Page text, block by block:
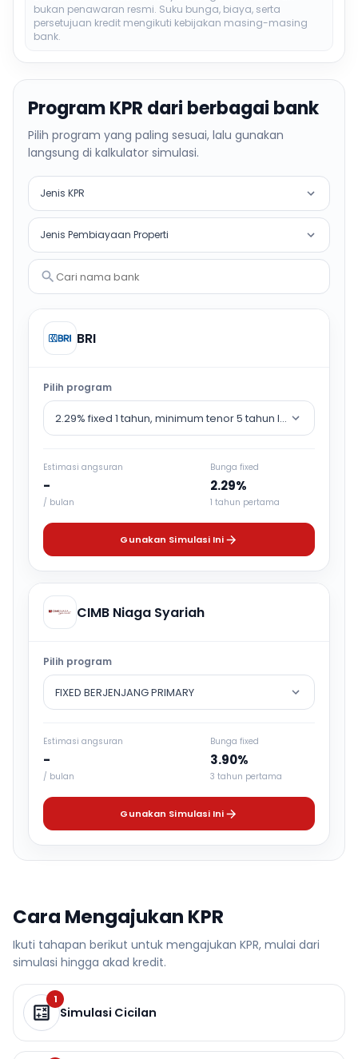
bukan penawaran resmi. Suku bunga, biaya, serta
persetujuan kredit mengikuti kebijakan masing-masing
bank.
Program KPR dari berbagai bank
Pilih program yang paling sesuai, lalu gunakan
langsung di kalkulator simulasi.
Jenis KPR
Jenis Pembiayaan Properti
Cari nama bank
BRI
Pilih program
2.29% fixed 1 tahun, minimum tenor 5 tahun lalu counter
Estimasi angsuran
-
/ bulan
Bunga fixed
2.29%
1 tahun pertama
Gunakan Simulasi Ini
CIMB Niaga Syariah
Pilih program
FIXED BERJENJANG PRIMARY
Estimasi angsuran
-
/ bulan
Bunga fixed
3.90%
3 tahun pertama
Gunakan Simulasi Ini
Cara Mengajukan KPR
Ikuti tahapan berikut untuk mengajukan KPR, mulai dari
simulasi hingga akad kredit.
1
Simulasi Cicilan